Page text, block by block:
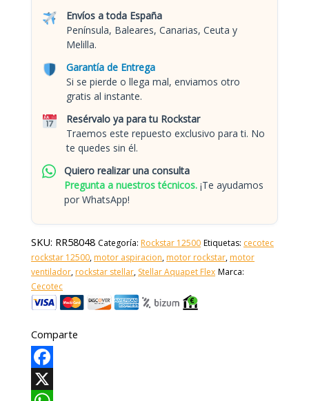
Envíos a toda España
Península, Baleares, Canarias, Ceuta y
Melilla.
Garantía de Entrega
Si se pierde o llega mal, enviamos otro
gratis al instante.
Resérvalo ya para tu Rockstar
Traemos este repuesto exclusivo para ti. No
te quedes sin él.
Quiero realizar una consulta
Pregunta a nuestros técnicos. ¡Te ayudamos
por WhatsApp!
SKU: RR58048 Categoría: Rockstar 12500 Etiquetas: cecotec
rockstar 12500, motor aspiracion, motor rockstar, motor
ventilador, rockstar stellar, Stellar Aquapet Flex Marca:
Cecotec
Comparte
Facebook